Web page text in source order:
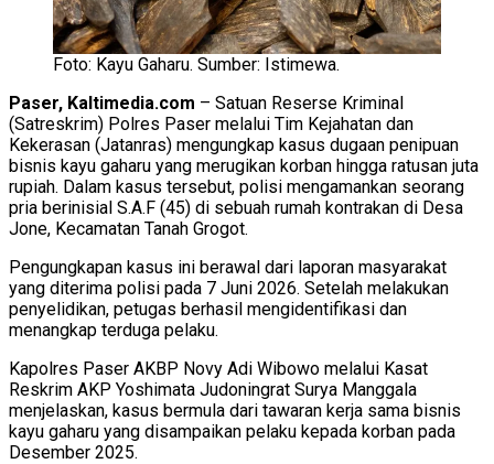
Foto: Kayu Gaharu. Sumber: Istimewa.
Paser, Kaltimedia.com – Satuan Reserse Kriminal
(Satreskrim) Polres Paser melalui Tim Kejahatan dan
Kekerasan (Jatanras) mengungkap kasus dugaan penipuan
bisnis kayu gaharu yang merugikan korban hingga ratusan juta
rupiah. Dalam kasus tersebut, polisi mengamankan seorang
pria berinisial S.A.F (45) di sebuah rumah kontrakan di Desa
Jone, Kecamatan Tanah Grogot.
Pengungkapan kasus ini berawal dari laporan masyarakat
yang diterima polisi pada 7 Juni 2026. Setelah melakukan
penyelidikan, petugas berhasil mengidentifikasi dan
menangkap terduga pelaku.
Kapolres Paser AKBP Novy Adi Wibowo melalui Kasat
Reskrim AKP Yoshimata Judoningrat Surya Manggala
menjelaskan, kasus bermula dari tawaran kerja sama bisnis
kayu gaharu yang disampaikan pelaku kepada korban pada
Desember 2025.